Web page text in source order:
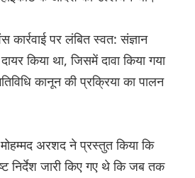
कार्रवाई पर लंबित स्वत: संज्ञान
किया था, जिसमें दावा किया गया
कानून की प्रक्रिया का पालन
अरशद ने प्रस्तुत किया कि
निर्देश जारी किए गए थे कि जब तक